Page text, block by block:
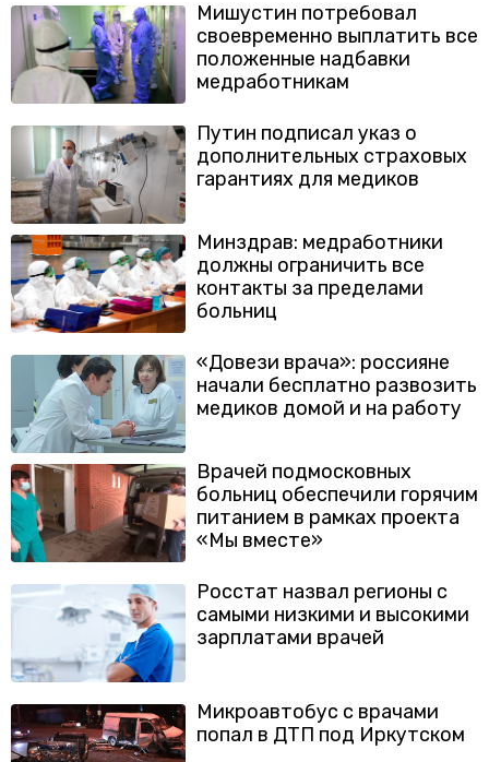
Мишустин потребовал
своевременно выплатить все
положенные надбавки
медработникам
Путин подписал указ о
дополнительных страховых
гарантиях для медиков
Минздрав: медработники
должны ограничить все
контакты за пределами
больниц
«Довези врача»: россияне
начали бесплатно развозить
медиков домой и на работу
Врачей подмосковных
больниц обеспечили горячим
питанием в рамках проекта
«Мы вместе»
Росстат назвал регионы с
самыми низкими и высокими
зарплатами врачей
Микроавтобус с врачами
попал в ДТП под Иркутском